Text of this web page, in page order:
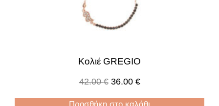
Κολιέ GREGIO
42.00€ 36.00 €